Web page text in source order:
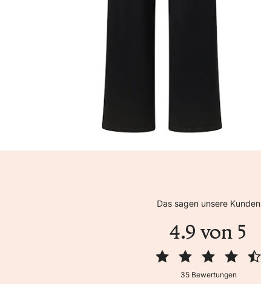
Das sagen unsere Kunden
4.9 von 5
35 Bewertungen